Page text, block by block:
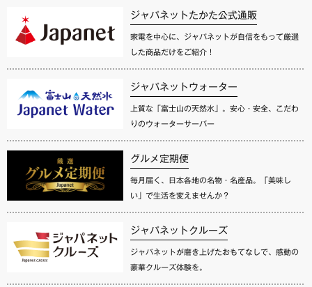
ジャパネットたかた公式通販
家電を中心に、ジャパネットが自信をもって厳選
した商品だけをご紹介！
ジャパネットウォーター
上質な「富士山の天然水」。安心・安全、こだわ
りのウォーターサーバー
グルメ定期便
毎月届く、日本各地の名物・名産品。「美味し
い」で生活を変えませんか？
ジャパネットクルーズ
ジャパネットが磨き上げたおもてなしで、感動の
豪華クルーズ体験を。